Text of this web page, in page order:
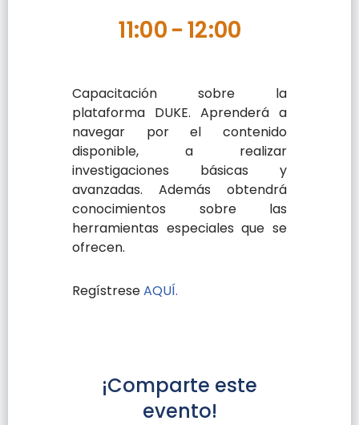
11:00-12:00
Capacitación sobre la
plataforma DUKE. Aprenderá a
navegar por el contenido
disponible, a realizar
investigaciones básicas y
avanzadas. Además obtendrá
conocimientos sobre las
herramientas especiales que se
ofrecen.
RegístreseAQUÍ.
¡Comparte este
evento!